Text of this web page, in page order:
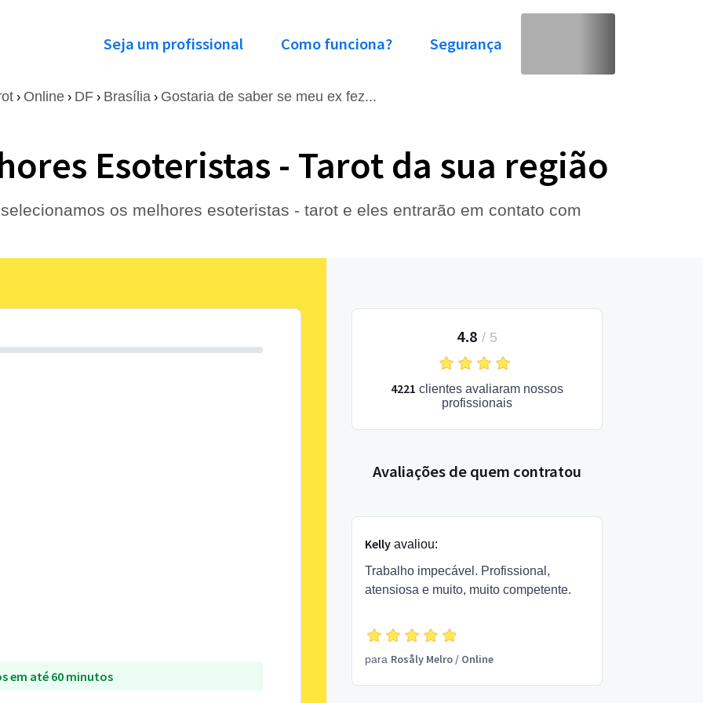
Seja um profissional Como funciona? Segurança
› Online › DF › Brasília › Gostaria de saber se meu ex fez...
Esoteristas - Tarot da sua região
os melhores esoteristas - tarot e eles entrarão em contato com
em até 60 minutos
4.8 / 5
4221 clientes avaliaram nossos
profissionais
Avaliações de quem contratou
Kelly avaliou:
Trabalho impecável. Profissional,
atensiosa e muito, muito competente.
para Rosåly Melro/ Online